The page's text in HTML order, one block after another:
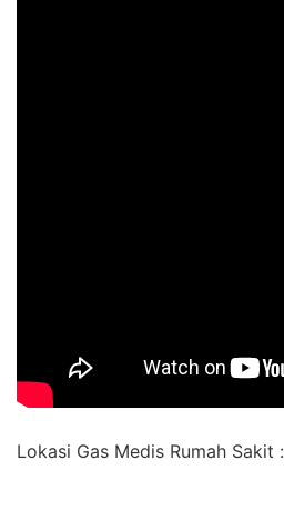
Lokasi Gas Medis Rumah Sakit :